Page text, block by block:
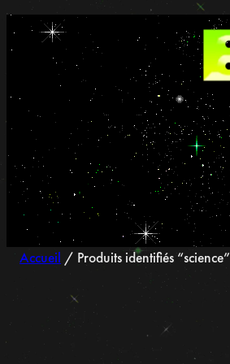
Aller
au
contenu
Accueil / Produits identifiés “science”